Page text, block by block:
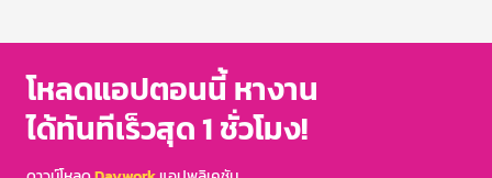
โหลดแอปตอนนี้ หางาน
ได้ทันทีเร็วสุด 1 ชั่วโมง!